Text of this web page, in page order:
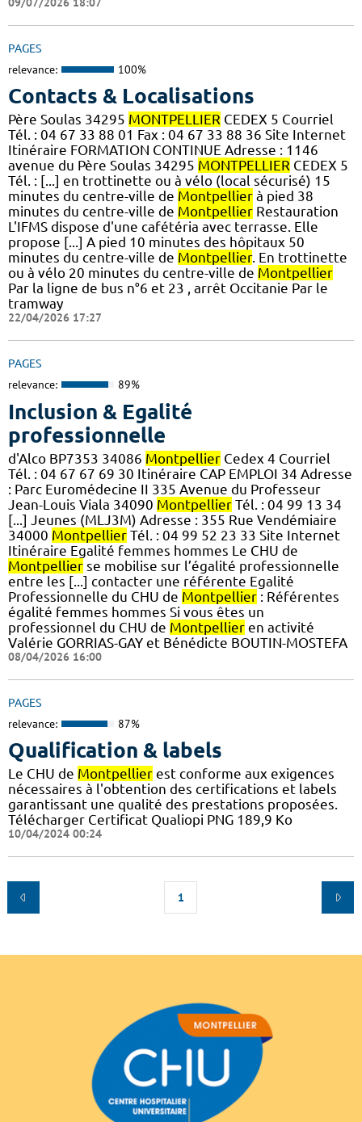
PAGES
relevance: 100%
Contacts & Localisations
Père Soulas 34295 MONTPELLIER CEDEX 5 Courriel
Tél. : 04 67 33 88 01 Fax : 04 67 33 88 36 Site Internet
Itinéraire FORMATION CONTINUE Adresse : 1146
avenue du Père Soulas 34295 MONTPELLIER CEDEX 5
Tél. : [...] en trottinette ou à vélo (local sécurisé) 15
minutes du centre-ville de Montpellier à pied 38
minutes du centre-ville de Montpellier Restauration
L'IFMS dispose d'une cafétéria avec terrasse. Elle
propose [...] A pied 10 minutes des hôpitaux 50
minutes du centre-ville de Montpellier. En trottinette
ou à vélo 20 minutes du centre-ville de Montpellier
Par la ligne de bus n°6 et 23 , arrêt Occitanie Par le
tramway
22/04/2026 17:27
PAGES
relevance: 89%
Inclusion & Egalité
professionnelle
d'Alco BP7353 34086 Montpellier Cedex 4 Courriel
Tél. : 04 67 67 69 30 Itinéraire CAP EMPLOI 34 Adresse
: Parc Euromédecine II 335 Avenue du Professeur
Jean-Louis Viala 34090 Montpellier Tél. : 04 99 13 34
[...] Jeunes (MLJ3M) Adresse : 355 Rue Vendémiaire
34000 Montpellier Tél. : 04 99 52 23 33 Site Internet
Itinéraire Egalité femmes hommes Le CHU de
Montpellier se mobilise sur l’égalité professionnelle
entre les [...] contacter une référente Egalité
Professionnelle du CHU de Montpellier : Référentes
égalité femmes hommes Si vous êtes un
professionnel du CHU de Montpellier en activité
Valérie GORRIAS-GAY et Bénédicte BOUTIN-MOSTEFA
08/04/2026 16:00
PAGES
relevance: 87%
Qualification & labels
Le CHU de Montpellier est conforme aux exigences
nécessaires à l'obtention des certifications et labels
garantissant une qualité des prestations proposées.
Télécharger Certificat Qualiopi PNG 189,9 Ko
10/04/2024 00:24
1